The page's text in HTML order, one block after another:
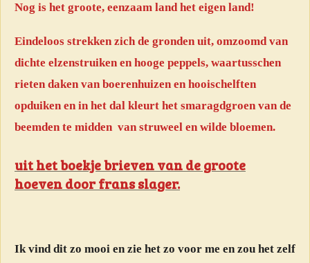
Nog is het groote, eenzaam land het eigen land!
Eindeloos strekken zich de gronden uit, omzoomd van
dichte elzenstruiken en hooge peppels, waartusschen
rieten daken van boerenhuizen en hooischelften
opduiken en in het dal kleurt het smaragdgroen van de
beemden te midden van struweel en wilde bloemen.
uit het boekje brieven van de groote
hoeven door frans slager.
Ik vind dit zo mooi en zie het zo voor me en zou het zelf